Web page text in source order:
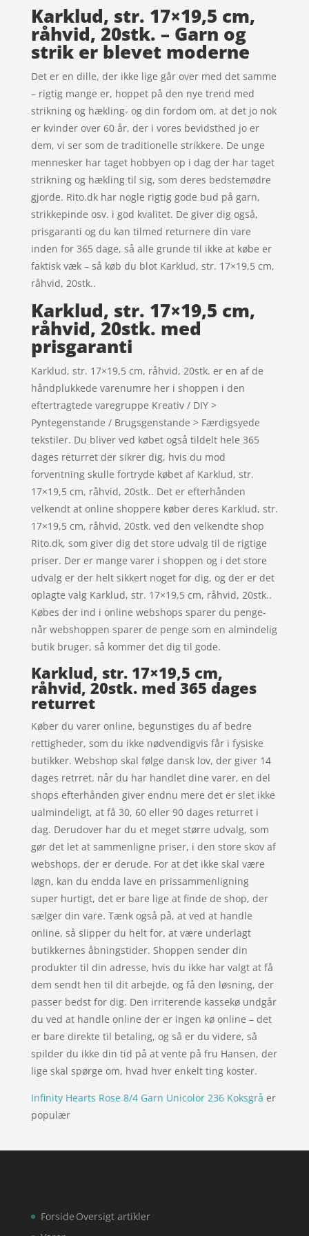
Karklud, str. 17×19,5 cm,
råhvid, 20stk. – Garn og
strik er blevet moderne
Det er en dille, der ikke lige går over med det samme
– rigtig mange er, hoppet på den nye trend med
strikning og hækling- og din fordom om, at det jo nok
er kvinder over 60 år, der i vores bevidsthed jo er
dem, vi ser som de traditionelle strikkere. De unge
mennesker har taget hobbyen op i dag der har taget
strikning og hækling til sig, som deres bedstemødre
gjorde. Rito.dk har nogle rigtig gode bud på garn,
strikkepinde osv. i god kvalitet. De giver dig også,
prisgaranti og du kan tilmed returnere din vare
inden for 365 dage, så alle grunde til ikke at købe er
faktisk væk – så køb du blot Karklud, str. 17×19,5 cm,
råhvid, 20stk..
Karklud, str. 17×19,5 cm,
råhvid, 20stk. med
prisgaranti
Karklud, str. 17×19,5 cm, råhvid, 20stk. er en af de
håndplukkede varenumre her i shoppen i den
eftertragtede varegruppe Kreativ / DIY >
Pyntegenstande / Brugsgenstande > Færdigsyede
tekstiler. Du bliver ved købet også tildelt hele 365
dages returret der sikrer dig, hvis du mod
forventning skulle fortryde købet af Karklud, str.
17×19,5 cm, råhvid, 20stk.. Det er efterhånden
velkendt at online shoppere køber deres Karklud, str.
17×19,5 cm, råhvid, 20stk. ved den velkendte shop
Rito.dk, som giver dig det store udvalg til de rigtige
priser. Der er mange varer i shoppen og i det store
udvalg er der helt sikkert noget for dig, og der er det
oplagte valg Karklud, str. 17×19,5 cm, råhvid, 20stk..
Købes der ind i online webshops sparer du penge-
når webshoppen sparer de penge som en almindelig
butik bruger, så kommer det dig til gode.
Karklud, str. 17×19,5 cm,
råhvid, 20stk. med 365 dages
returret
Køber du varer online, begunstiges du af bedre
rettigheder, som du ikke nødvendigvis får i fysiske
butikker. Webshop skal følge dansk lov, der giver 14
dages retrret. når du har handlet dine varer, en del
shops efterhånden giver endnu mere det er slet ikke
ualmindeligt, at få 30, 60 eller 90 dages returret i
dag. Derudover har du et meget større udvalg, som
gør det let at sammenligne priser, i den store skov af
webshops, der er derude. For at det ikke skal være
løgn, kan du endda lave en prissammenligning
super hurtigt, det er bare lige at finde de shop, der
sælger din vare. Tænk også på, at ved at handle
online, så slipper du helt for, at være underlagt
butikkernes åbningstider. Shoppen sender din
produkter til din adresse, hvis du ikke har valgt at få
dem sendt hen til dit arbejde, og få den løsning, der
passer bedst for dig. Den irriterende kassekø undgår
du ved at handle online der er ingen kø online – det
er bare direkte til betaling, og så er du videre, så
spilder du ikke din tid på at vente på fru Hansen, der
lige skal spørge om, hvad hver enkelt ting koster.
Infinity Hearts Rose 8/4 Garn Unicolor 236 Koksgrå er
populær
Forside Oversigt artikler